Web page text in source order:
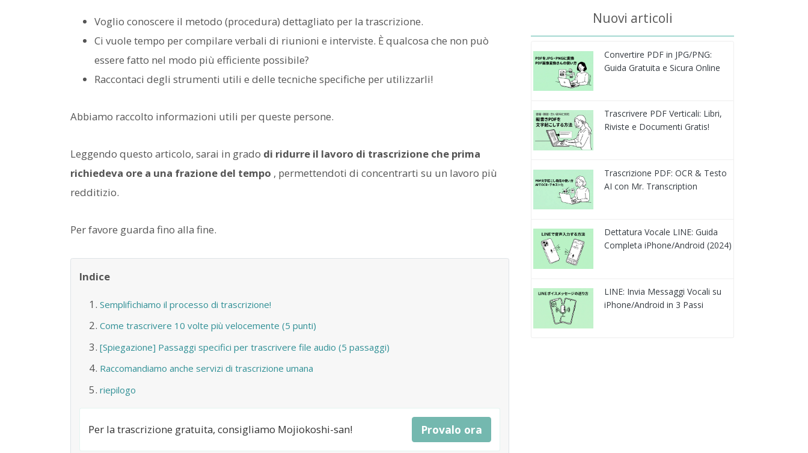
Voglio conoscere il metodo (procedura) dettagliato per la trascrizione.
Ci vuole tempo per compilare verbali di riunioni e interviste. È qualcosa che non può
essere fatto nel modo più efficiente possibile?
Raccontaci degli strumenti utili e delle tecniche specifiche per utilizzarli!
Abbiamo raccolto informazioni utili per queste persone.
Leggendo questo articolo, sarai in grado di ridurre il lavoro di trascrizione che prima
richiedeva ore a una frazione del tempo , permettendoti di concentrarti su un lavoro più
redditizio.
Per favore guarda fino alla fine.
Indice
Semplifichiamo il processo di trascrizione!
Come trascrivere 10 volte più velocemente (5 punti)
[Spiegazione] Passaggi specifici per trascrivere file audio (5 passaggi)
Raccomandiamo anche servizi di trascrizione umana
riepilogo
Per la trascrizione gratuita, consigliamo Mojiokoshi-san! Provalo ora
Nuovi articoli
Convertire PDF in JPG/PNG:
Guida Gratuita e Sicura Online
Trascrivere PDF Verticali: Libri,
Riviste e Documenti Gratis!
Trascrizione PDF: OCR & Testo
AI con Mr. Transcription
Dettatura Vocale LINE: Guida
Completa iPhone/Android (2024)
LINE: Invia Messaggi Vocali su
iPhone/Android in 3 Passi